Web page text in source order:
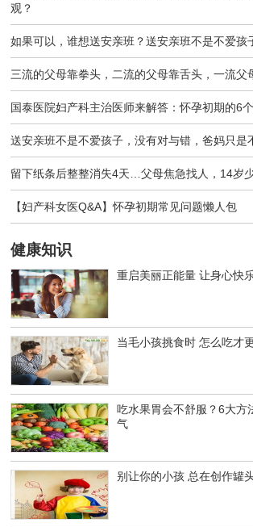
观？
如果可以，谁想送安亲班？送安亲班不是不爱孩
三流的父母靠拳头，二流的父母靠舌头，一流父
国泰医院妇产科主治医师来解答：怀孕初期的6个
送安亲班不是不爱孩子，没有对与错，爸妈只是
留下纸条后整整消失4天…父母焦急找人，14岁
【妇产科女医Q&A】怀孕初期常见问题懒人包
健康知识
重启美丽正能量 让
当毛小孩挑食时 怎么吃才
吃水果胃会不舒服？6大方
气
别让你的小孩 总在创作罐